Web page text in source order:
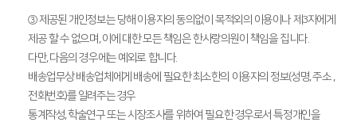
③ 제공된 개인정보는 당해 이용자의 동의없이 목적외의 이용이나 제3자에게
제공 할 수 없으며, 이에 대한 모든 책임은 한사랑의원이 책임을 집니다.
다만, 다음의 경우에는 예외로 합니다.
배송업무상 배송업체에게 배송에 필요한 최소한의 이용자의 정보(성명, 주소 ,
전화번호)를 알려주는 경우
통계작성, 학술연구 또는 시장조사를 위하여 필요한 경우로서 특정개인을